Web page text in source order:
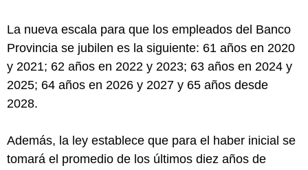
La nueva escala para que los empleados del Banco
Provincia se jubilen es la siguiente: 61 años en 2020
y 2021; 62 años en 2022 y 2023; 63 años en 2024 y
2025; 64 años en 2026 y 2027 y 65 años desde
2028.
Además, la ley establece que para el haber inicial se
tomará el promedio de los últimos diez años de